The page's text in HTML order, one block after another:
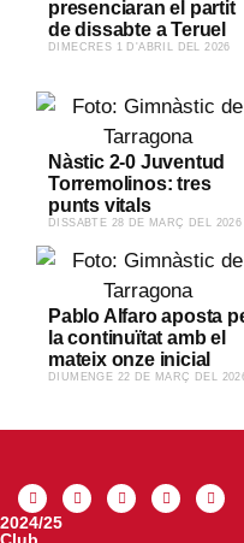
presenciaran el partit
de dissabte a Teruel
​DIMECRES 1 D'ABRIL DEL 2026
Nàstic 2-0 Juventud
Torremolinos: tres
punts vitals
​DISSABTE 28 DE MARÇ DEL 2026
Pablo Alfaro aposta
la continuïtat amb el
mateix onze inicial
​DIUMENGE 22 DE MARÇ DEL
2024/25